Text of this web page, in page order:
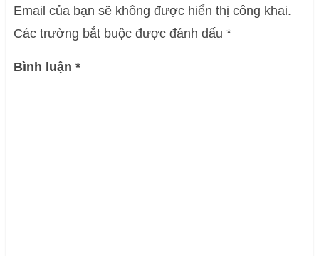
Email của bạn sẽ không được hiển thị công khai.
Các trường bắt buộc được đánh dấu*
Bình luận*